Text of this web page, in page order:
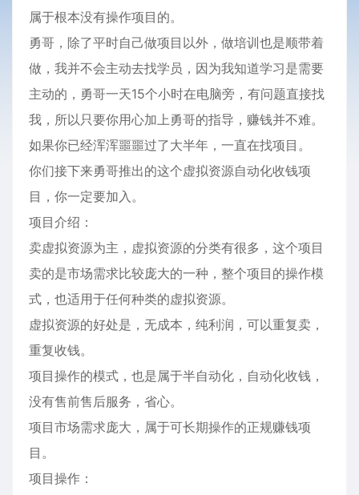
属于根本没有操作项目的。
勇哥，除了平时自己做项目以外，做培训也是顺带着
做，我并不会主动去找学员，因为我知道学习是需要
主动的，勇哥一天15个小时在电脑旁，有问题直接找
我，所以只要你用心加上勇哥的指导，赚钱并不难。
如果你已经浑浑噩噩过了大半年，一直在找项目。
你们接下来勇哥推出的这个虚拟资源自动化收钱项
目，你一定要加入。
项目介绍：
卖虚拟资源为主，虚拟资源的分类有很多，这个项目
卖的是市场需求比较庞大的一种，整个项目的操作模
式，也适用于任何种类的虚拟资源。
虚拟资源的好处是，无成本，纯利润，可以重复卖，
重复收钱。
项目操作的模式，也是属于半自动化，自动化收钱，
没有售前售后服务，省心。
项目市场需求庞大，属于可长期操作的正规赚钱项
目。
项目操作：